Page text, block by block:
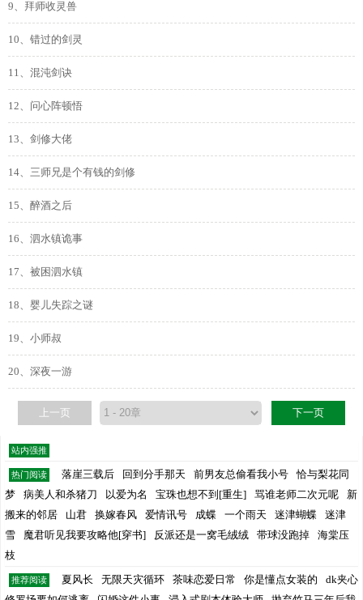
9、拜师收灵兽
10、错过的剑灵
11、混沌剑诀
12、问心阵顿悟
13、剑修大佬
14、三师兄是个有钱的剑修
15、醉酒之后
16、泗水镇诡事
17、被困泗水镇
18、婴儿失踪之谜
19、小师叔
20、深夜一游
上一页 下一页
站内强推
热门阅读 落崖三载后 回到分手那天 前男友总偷看我小号
恰与梨花同
梦
病美人和杀猪刀 以爱为名 宝珠也想不到[重生] 骂谁老师二次元呢
新
搬来的邻居
山君 换嫁春风 爱情讯号 成蝶 一个雨天 迷津蝴蝶
迷津
雪
魔君听见我要攻略他[穿书] 反派还是一窝毛绒绒 带球没跑掉
海棠压
枝
推荐阅读 夏风长 无限天灾循环 茶味恋爱日常 你是懂点女装的
dk夹心